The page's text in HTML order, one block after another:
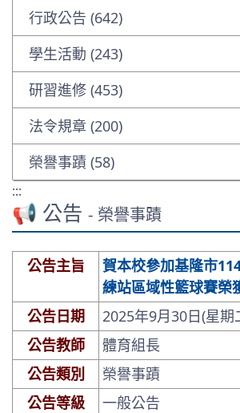
行政公告 (642)
學生活動 (243)
研習進修 (453)
法令規章 (200)
榮譽事蹟 (58)
:::
📢 公告 - 榮譽事蹟
公告主旨
賀本校參加基隆市
練站區域性籃球賽榮
公告日期
2025年9月30日(星期
公告教師
體育組長
公告類別
榮譽事蹟
公告等級
一般公告